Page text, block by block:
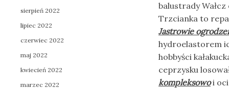
balustrady
Trzcianka to
Jastrowie
hydroelastorem
hobbyści
ceprzysku
kompleksowoi
sierpień 2022
lipiec 2022
czerwiec 2022
maj 2022
kwiecień 2022
marzec 2022